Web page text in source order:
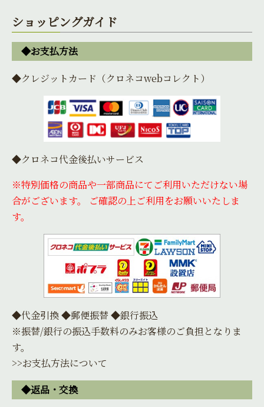
ショッピングガイド
◆お支払方法
◆クレジットカード（クロネコwebコレクト）
◆クロネコ代金後払いサービス
※特別価格の商品や一部商品にてご利用いただけない場
合がございます。 ご確認の上ご利用をお願いいたしま
す。
◆代金引換 ◆郵便振替 ◆銀行振込
※振替/銀行の振込手数料のみお客様のご負担となりま
す。
>>お支払方法について
◆返品・交換